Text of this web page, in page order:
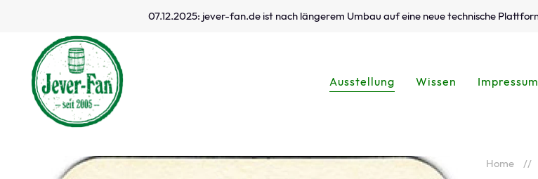
07.12.2025: jever-fan.de ist nach längerem Umbau auf eine neue technische
Ausstellung Wissen
Home